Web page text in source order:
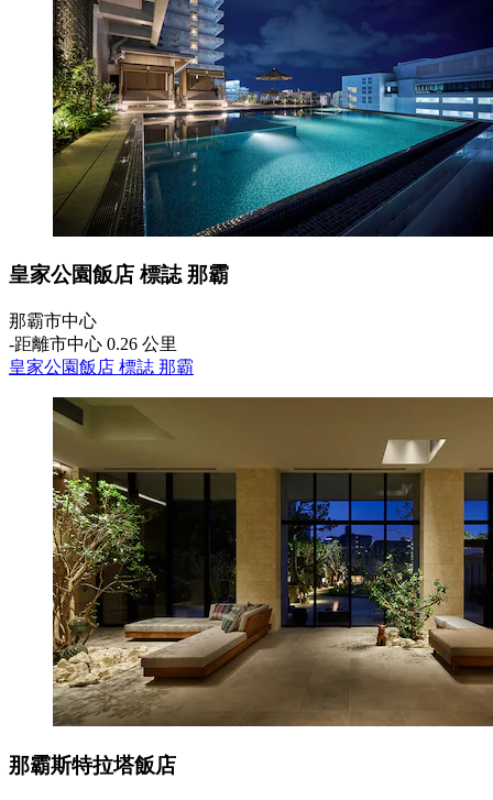
皇家公園飯店 標誌 那霸
那霸市中心
‐距離市中心 0.26 公里
皇家公園飯店 標誌 那霸
那霸斯特拉塔飯店